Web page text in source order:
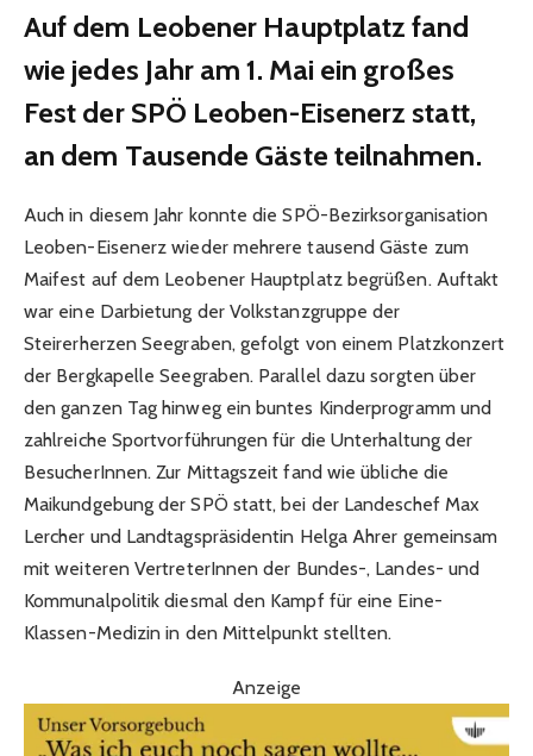
Auf dem Leobener Hauptplatz fand
wie jedes Jahr am 1. Mai ein großes
Fest der SPÖ Leoben-Eisenerz statt,
an dem Tausende Gäste teilnahmen.
Auch in diesem Jahr konnte die SPÖ-Bezirksorganisation
Leoben-Eisenerz wieder mehrere tausend Gäste zum
Maifest auf dem Leobener Hauptplatz begrüßen. Auftakt
war eine Darbietung der Volkstanzgruppe der
Steirerherzen Seegraben, gefolgt von einem Platzkonzert
der Bergkapelle Seegraben. Parallel dazu sorgten über
den ganzen Tag hinweg ein buntes Kinderprogramm und
zahlreiche Sportvorführungen für die Unterhaltung der
BesucherInnen. Zur Mittagszeit fand wie übliche die
Maikundgebung der SPÖ statt, bei der Landeschef Max
Lercher und Landtagspräsidentin Helga Ahrer gemeinsam
mit weiteren VertreterInnen der Bundes-, Landes- und
Kommunalpolitik diesmal den Kampf für eine Eine-
Klassen-Medizin in den Mittelpunkt stellten.
Anzeige